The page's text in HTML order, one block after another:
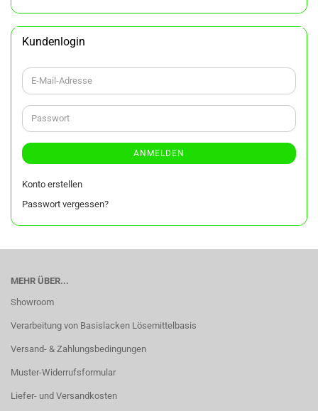
EIN.
Kundenlogin
E-
Mail-
Adresse
Passwort
ANMELDEN
Konto erstellen
Passwort vergessen?
MEHR ÜBER...
Showroom
Verarbeitung von Basislacken Lösemittelbasis
Versand- & Zahlungsbedingungen
Muster-Widerrufsformular
Liefer- und Versandkosten